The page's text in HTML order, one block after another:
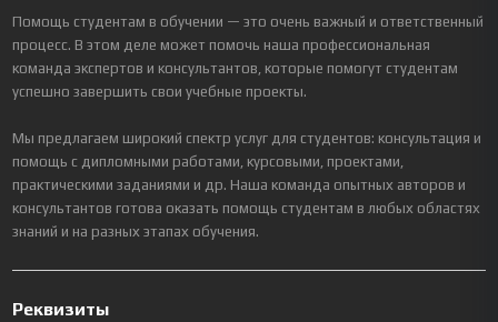
Помощь студентам в обучении — это очень важный и ответственный
процесс. В этом деле может помочь наша профессиональная
команда экспертов и консультантов, которые помогут студентам
успешно завершить свои учебные проекты.
Мы предлагаем широкий спектр услуг для студентов: консультация и
помощь с дипломными работами, курсовыми, проектами,
практическими заданиями и др. Наша команда опытных авторов и
консультантов готова оказать помощь студентам в любых областях
знаний и на разных этапах обучения.
Реквизиты